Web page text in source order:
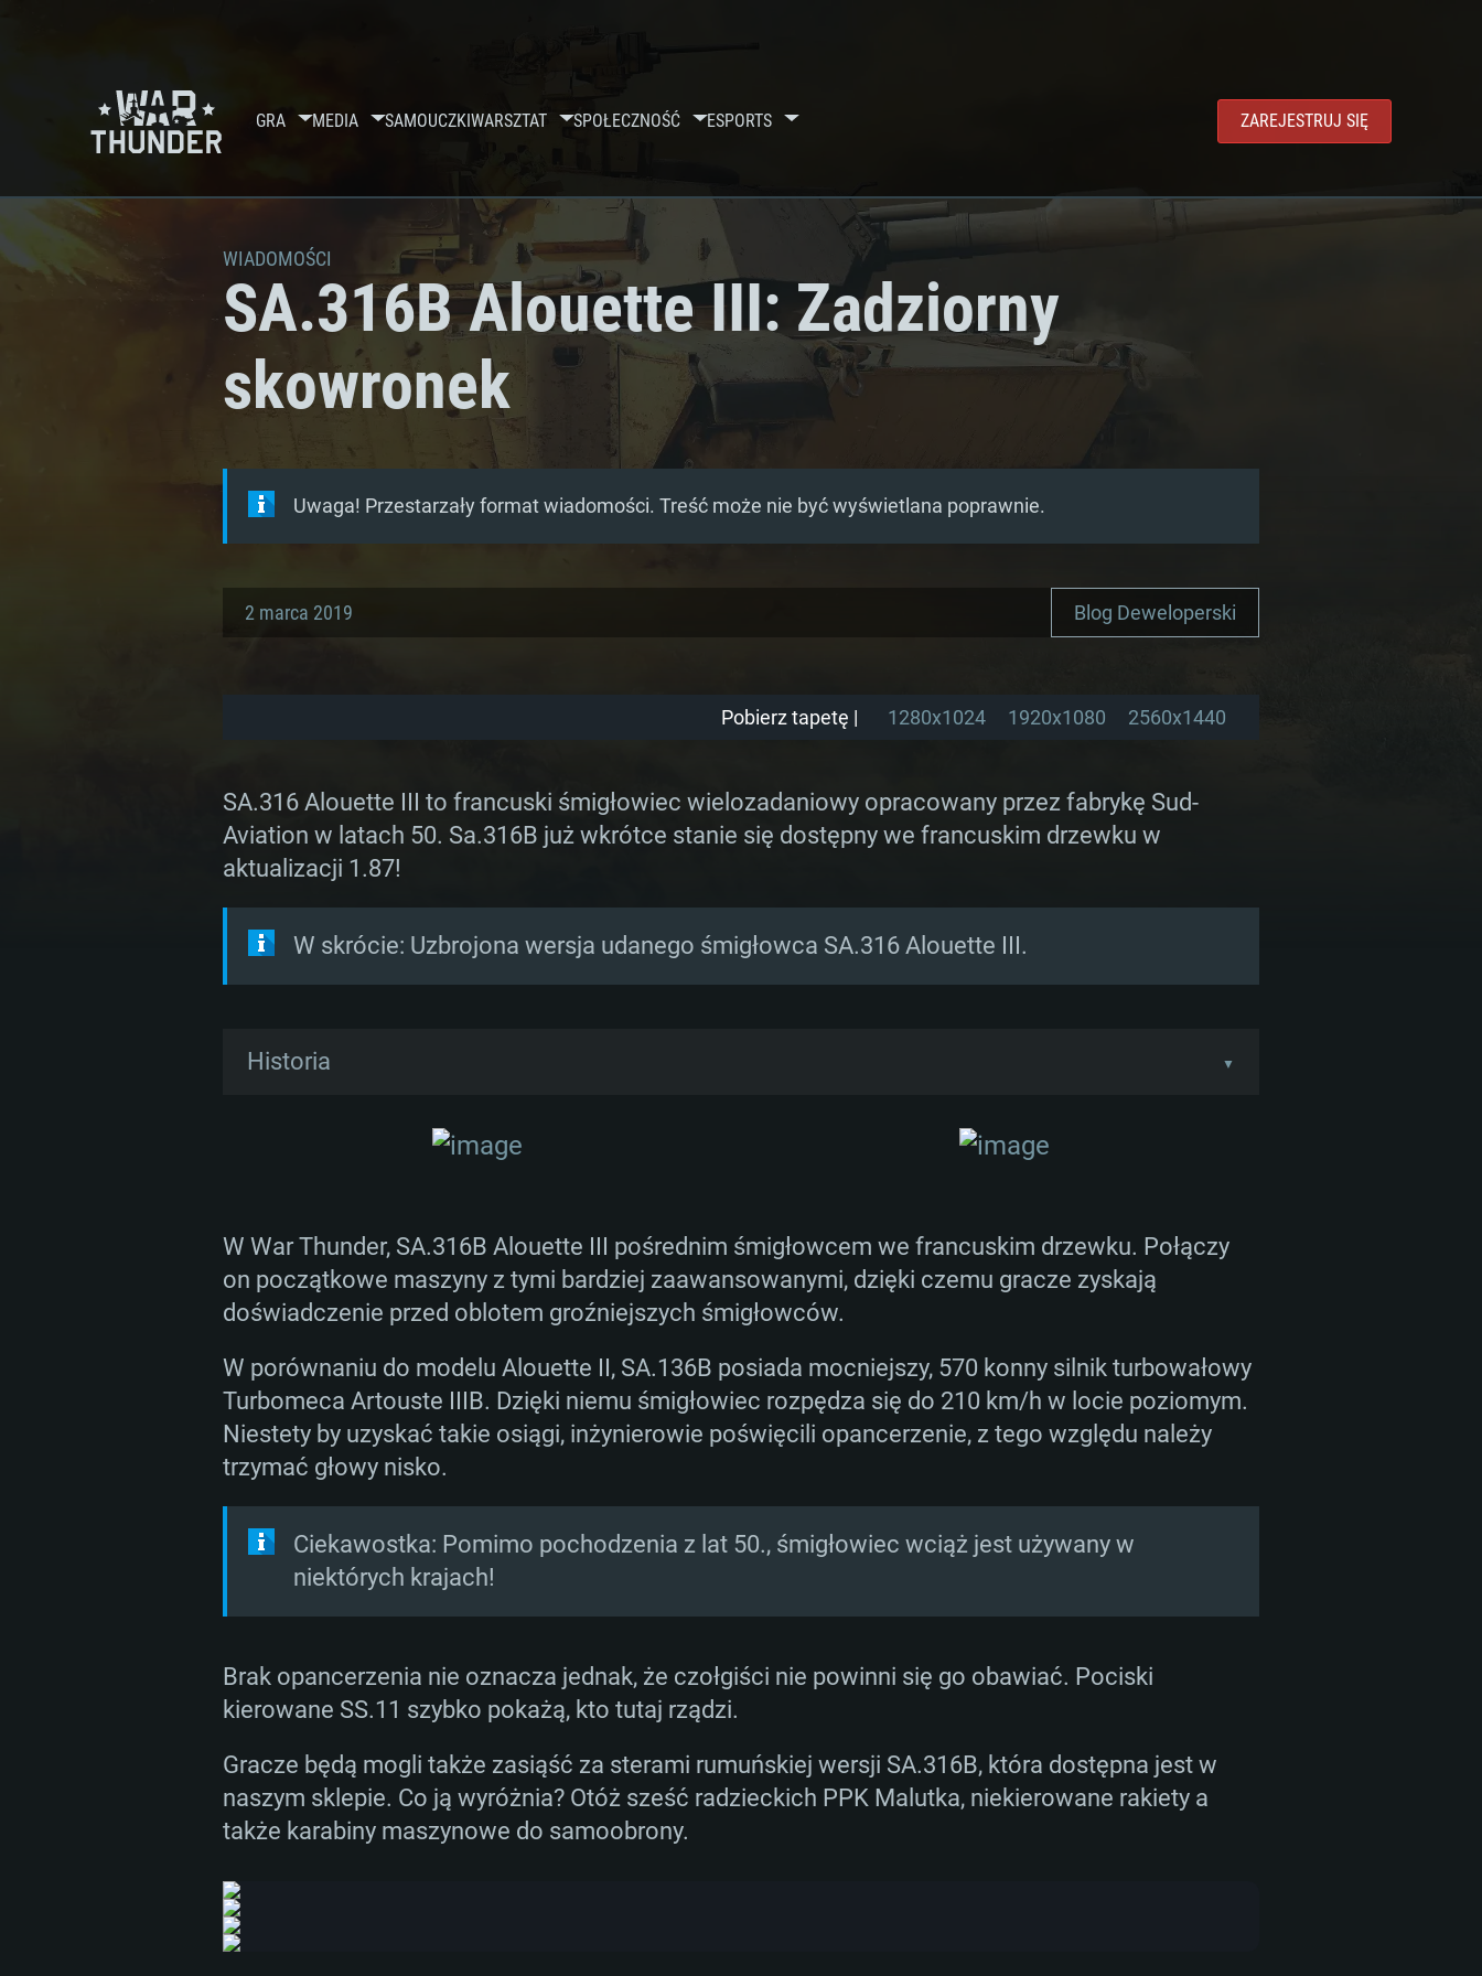
GRA MEDIA SAMOUCZKIWARSZTAT SPOŁECZNOŚĆ ESPORTS ZAREJESTRUJ SIĘ
WIADOMOŚCI
SA.316B Alouette III: Zadziorny
skowronek
Uwaga! Przestarzały format wiadomości. Treść może nie być wyświetlana poprawnie.
2 marca 2019 Blog Deweloperski
Pobierz tapetę | 1280x1024 1920x1080 2560x1440
SA.316 Alouette III to francuski śmigłowiec wielozadaniowy opracowany przez fabrykę Sud-
Aviation w latach 50. Sa.316B już wkrótce stanie się dostępny we francuskim drzewku w
aktualizacji 1.87!
W skrócie: Uzbrojona wersja udanego śmigłowca SA.316 Alouette III.
Historia ▼
miała zostać powiększona, by pomieścić pięciu pasażerów, bądź pełnić funkcję ratowniczą.
znakomicie. W 1961 roku ruszyła pierwsza seria produkcyjna SA.316A Alouette III.
Dzięki dobrym osiągom na sporych wysokościach, śmigłowiec szybko zdobył uznanie podczas
misji ratowniczych w regionach górskich, m.in. w Alpach czy Himalajach.
W 1968 roku seria została ukończona, a maszynę zastąpiła zmodernizowana odmiana SA.316B.
Nowy model posiadał wzmocniony ogon oraz tylny wirnik, dzięki czemu osiągi się poprawiły.
Produkcję zakończono dopiero w 1979 roku.
posiadały własne linie produkcyjne. Łącznie śmigłowiec operował aż w 40 krajach!
Wyprodukowano ponad 2000 sztuk śmigłowca. Pomimo iż wciąż służy w wielu krajach, zostaje
powoli wycofywany ze względu na rosnące koszta obsługi czy brak cześci zamiennych.
W War Thunder, SA.316B Alouette III pośrednim śmigłowcem we francuskim drzewku. Połączy
on początkowe maszyny z tymi bardziej zaawansowanymi, dzięki czemu gracze zyskają
doświadczenie przed oblotem groźniejszych śmigłowców.
W porównaniu do modelu Alouette II, SA.136B posiada mocniejszy, 570 konny silnik turbowałowy
Turbomeca Artouste IIIB. Dzięki niemu śmigłowiec rozpędza się do 210 km/h w locie poziomym.
Niestety by uzyskać takie osiągi, inżynierowie poświęcili opancerzenie, z tego względu należy
trzymać głowy nisko.
Ciekawostka: Pomimo pochodzenia z lat 50., śmigłowiec wciąż jest używany w
niektórych krajach!
Brak opancerzenia nie oznacza jednak, że czołgiści nie powinni się go obawiać. Pociski
kierowane SS.11 szybko pokażą, kto tutaj rządzi.
Gracze będą mogli także zasiąść za sterami rumuńskiej wersji SA.316B, która dostępna jest w
naszym sklepie. Co ją wyróżnia? Otóż sześć radzieckich PPK Malutka, niekierowane rakiety a
także karabiny maszynowe do samoobrony.